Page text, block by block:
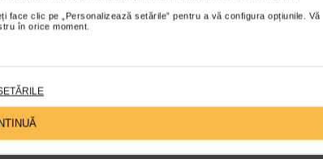
clic pe „Personalizează setările” pentru a vă configura opțiunile. Vă
în orice moment.
starii de spirit.